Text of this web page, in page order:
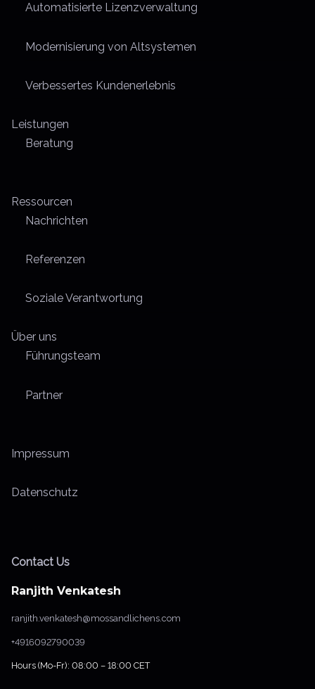
Automatisierte Lizenzverwaltung
Modernisierung von Altsystemen
Verbessertes Kundenerlebnis
Leistungen
Beratung
Ressourcen
Nachrichten
Referenzen
Soziale Verantwortung
Über uns
Führungsteam
Partner
Impressum
Datenschutz
Contact Us
Ranjith Venkatesh
ranjith.venkatesh@mossandlichens.com
+4916092790039
Hours (Mo-Fr): 08:00 – 18:00 CET